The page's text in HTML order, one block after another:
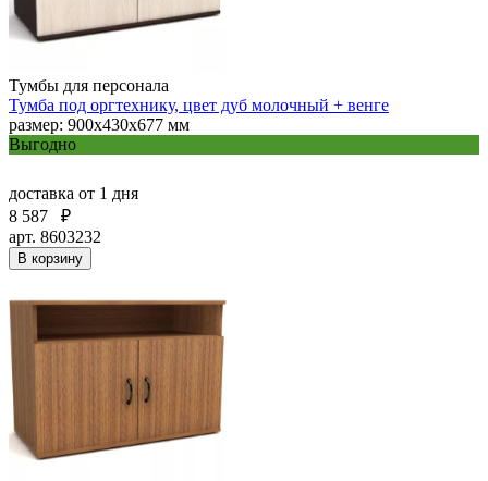
Тумбы для персонала
Тумба под оргтехнику, цвет дуб молочный + венге
размер: 900х430х677 мм
Выгодно
доставка от 1 дня
8 587
₽
арт. 8603232
В корзину